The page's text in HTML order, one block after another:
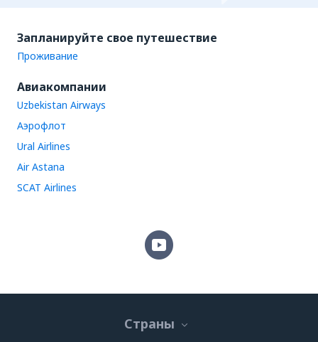
Запланируйте свое путешествие
Проживание
Авиакомпании
Uzbekistan Airways
Аэрофлот
Ural Airlines
Air Astana
SCAT Airlines
Страны